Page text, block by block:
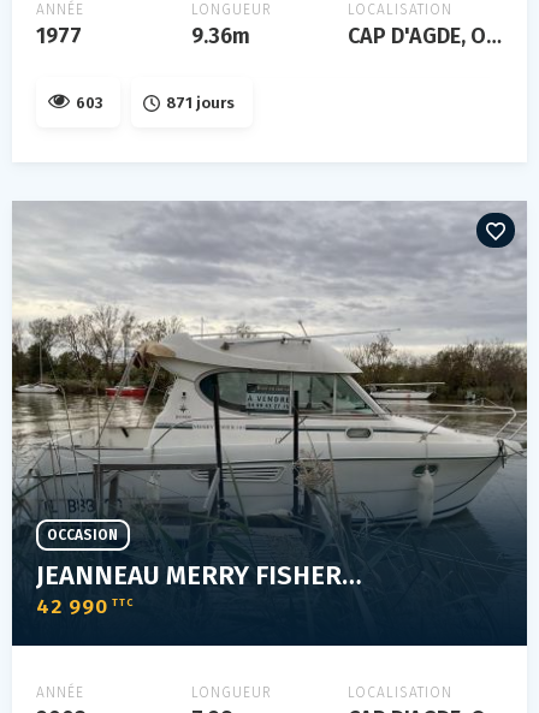
ANNÉE
1977
LONGUEUR
9.36m
LOCALISATION
CAP D'AGDE, Occitanie, FRANCE
603 871 jours
JEANNEAU MERRY FISHER 805
42 990 TTC
OCCASION
ANNÉE LONGUEUR LOCALISATION